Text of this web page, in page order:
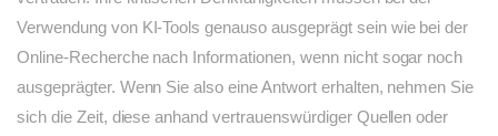
Verwendung von KI-Tools genauso ausgeprägt sein wie bei der
Online-Recherche nach Informationen, wenn nicht sogar noch
ausgeprägter. Wenn Sie also eine Antwort erhalten, nehmen Sie
sich die Zeit, diese anhand vertrauenswürdiger Quellen oder